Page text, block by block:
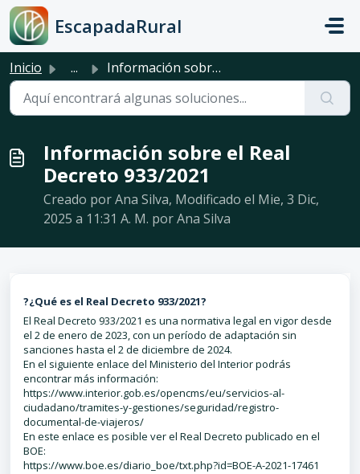
Saltar al contenido principal
EscapadaRural
Inicio ... Información sobre el Real Decreto 933/2021
Información sobre el Real
Decreto 933/2021
Creado por Ana Silva, Modificado el Mie, 3 Dic,
2025 a 11:31 A. M. por Ana Silva
?¿Qué es el Real Decreto 933/2021?
El Real Decreto 933/2021 es una normativa legal en vigor desde
el 2 de enero de 2023, con un período de adaptación sin
sanciones hasta el 2 de diciembre de 2024.
En el siguiente enlace del Ministerio del Interior podrás
encontrar más información:
https://www.interior.gob.es/opencms/eu/servicios-al-
ciudadano/tramites-y-gestiones/seguridad/registro-
documental-de-viajeros/
En este enlace es posible ver el Real Decreto publicado en el
BOE:
https://www.boe.es/diario_boe/txt.php?id=BOE-A-2021-17461